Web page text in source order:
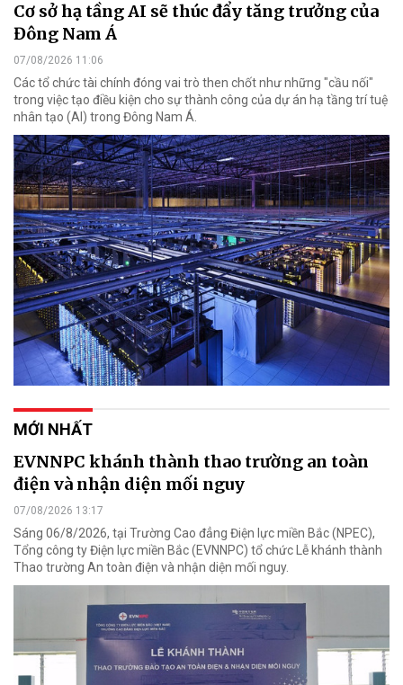
Cơ sở hạ tầng AI sẽ thúc đẩy tăng trưởng của
Đông Nam Á
07/08/2026 11:06
Các tổ chức tài chính đóng vai trò then chốt như những "cầu nối"
trong việc tạo điều kiện cho sự thành công của dự án hạ tầng trí tuệ
nhân tạo (AI) trong Đông Nam Á.
MỚI NHẤT
EVNNPC khánh thành thao trường an toàn
điện và nhận diện mối nguy
07/08/2026 13:17
Sáng 06/8/2026, tại Trường Cao đẳng Điện lực miền Bắc (NPEC),
Tổng công ty Điện lực miền Bắc (EVNNPC) tổ chức Lễ khánh thành
Thao trường An toàn điện và nhận diện mối nguy.